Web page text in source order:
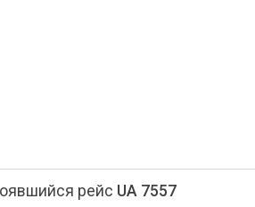
рейс UA 7557